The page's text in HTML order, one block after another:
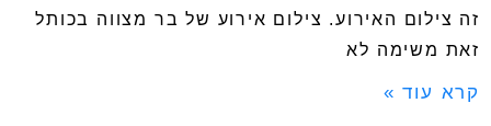
זה צילום האירוע. צילום אירוע של בר מצווה בכותל
זאת משימה לא
קרא עוד »